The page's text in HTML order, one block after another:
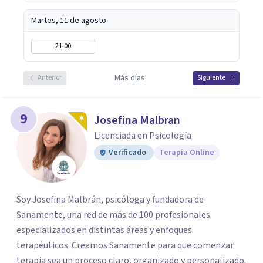
Martes, 11 de agosto
21:00
Anterior Más días Siguiente
9 Josefina Malbran
Licenciada en Psicología
Verificado Terapia Online
Soy Josefina Malbrán, psicóloga y fundadora de
Sanamente, una red de más de 100 profesionales
especializados en distintas áreas y enfoques
terapéuticos. Creamos Sanamente para que comenzar